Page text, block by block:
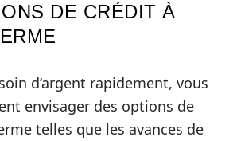
DE CRÉDIT À
d’argent rapidement, vous
envisager des options de
telles que les avances de